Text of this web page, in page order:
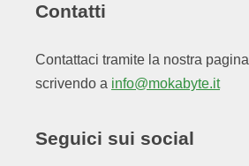
Contatti
Contattaci tramite la nostra pagina
scrivendo a info@mokabyte.it
Seguici sui social